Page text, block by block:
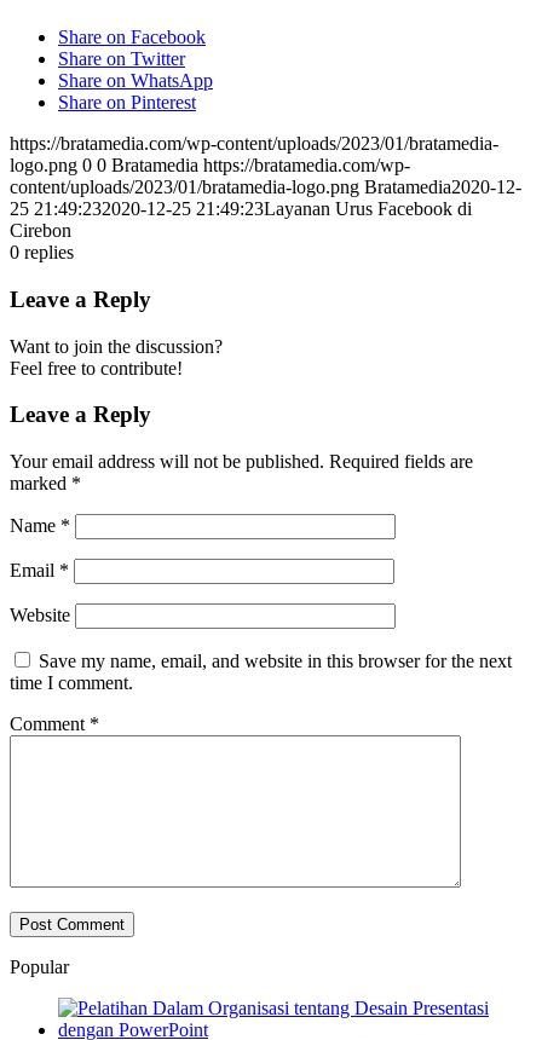
Share on Facebook
Share on Twitter
Share on WhatsApp
Share on Pinterest
https://bratamedia.com/wp-content/uploads/2023/01/bratamedia-
logo.png 0 0 Bratamedia https://bratamedia.com/wp-
content/uploads/2023/01/bratamedia-logo.png Bratamedia2020-12-
25 21:49:232020-12-25 21:49:23Layanan Urus Facebook di
Cirebon
0 replies
Leave a Reply
Want to join the discussion?
Feel free to contribute!
Leave a Reply
Your email address will not be published. Required fields are
marked *
Name *
Email *
Website
Save my name, email, and website in this browser for the next
time I comment.
Comment *
Popular